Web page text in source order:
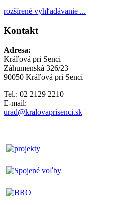
rozšírené vyhľadávanie ...
Kontakt
Adresa:
Kráľová pri Senci
Záhumenská 326/23
90050 Kráľová pri Senci
Tel.: 02 2129 2210
E-mail:
urad@kralovaprisenci.sk